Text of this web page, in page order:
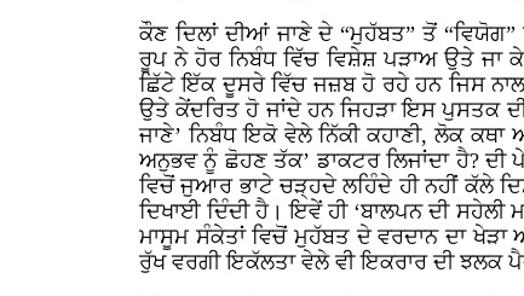
ਕੌਣ ਦਿਲਾਂ ਦੀਆਂ ਜਾਣੇ ਦੇ “ਮੁਹੱਬਤ” ਤੋਂ
ਰੂਪ ਨੇ ਹੋਰ ਨਿਬੰਧ ਵਿੱਚ ਵਿਸ਼ੇਸ਼ ਪੜਾਅ ਉਤੇ ਜਾ ਕੇ
ਛਿੱਟੇ ਇੱਕ ਦੂਸਰੇ ਵਿੱਚ ਜਜ਼ਬ ਹੋ ਰਹੇ ਹਨ ਜਿਸ
ਉਤੇ ਕੇਂਦਰਿਤ ਹੋ ਜਾਂਦੇ ਹਨ ਜਿਹੜਾ ਇਸ ਪੁਸਤਕ
ਜਾਣੇ’ ਨਿਬੰਧ ਇਕੋ ਵੇਲੇ ਨਿੱਕੀ ਕਹਾਣੀ, ਲੋਕ
ਅਨੁਭਵ ਨੂੰ ਛੋਹਣ ਤੱਕ’ ਡਾਕਟਰ ਲਿਜਾਂਦਾ ਹੈ?
ਵਿਚੋਂ ਜੁਆਰ ਭਾਟੇ ਚੜ੍ਹਦੇ ਲਹਿੰਦੇ ਹੀ ਨਹੀਂ ਕੱਲੇ
ਦਿਖਾਈ ਦਿੰਦੀ ਹੈ। ਇਵੇਂ ਹੀ ‘ਬਾਲਪਨ ਦੀ ਸਹੇਲੀ
ਮਾਸੂਮ ਸੰਕੇਤਾਂ ਵਿਚੋਂ ਮੁਹੱਬਤ ਦੇ ਵਰਦਾਨ ਦਾ
ਰੁੱਖ ਵਰਗੀ ਇਕੱਲਤਾ ਵੇਲੇ ਵੀ ਇਕਰਾਰ ਦੀ ਝਲਕ